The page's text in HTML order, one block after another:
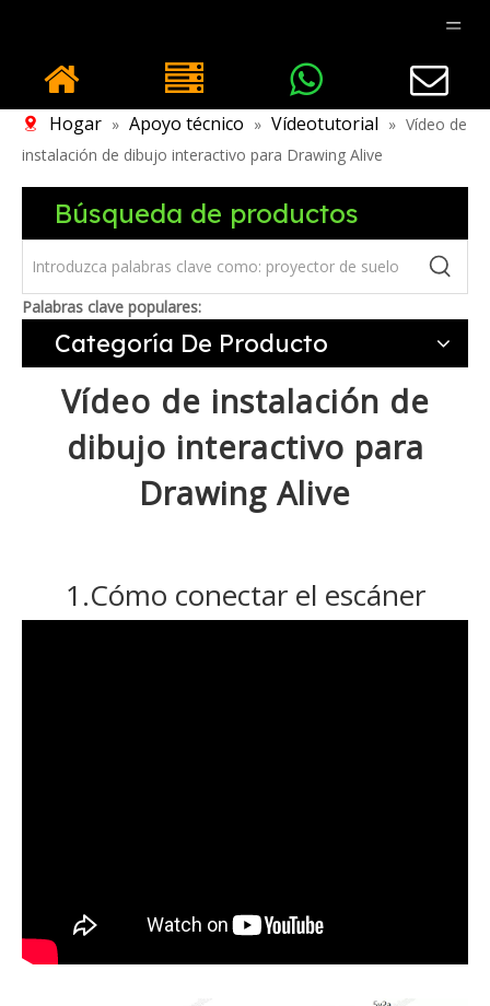
Hogar » Apoyo técnico » Vídeotutorial » Vídeo de
instalación de dibujo interactivo para Drawing Alive
Búsqueda de productos
Palabras clave populares:
Categoría De Producto
Vídeo de instalación de
dibujo interactivo para
Drawing Alive
1.Cómo conectar el escáner